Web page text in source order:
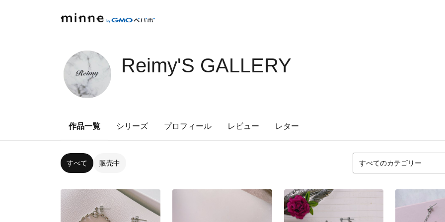
Reimy'S GALLERY
作品一覧 シリーズ プロフィール レビュー レター
すべて 販売中